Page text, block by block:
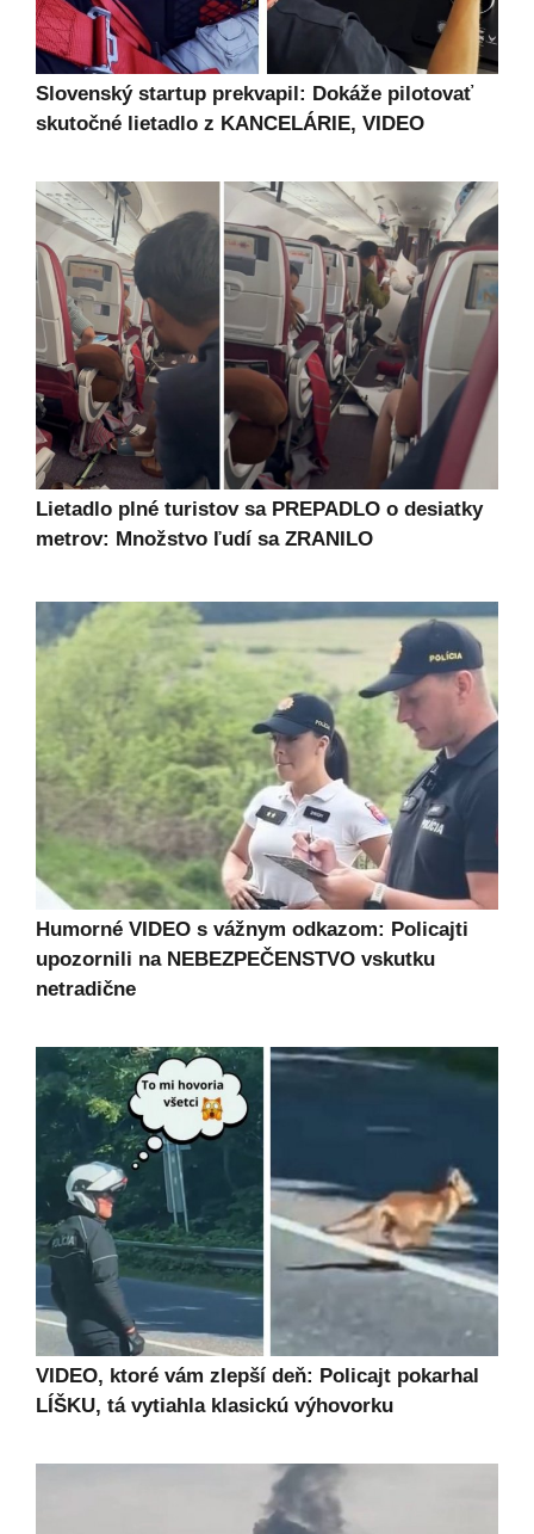
Slovenský startup prekvapil: Dokáže pilotovať
skutočné lietadlo z KANCELÁRIE, VIDEO
Lietadlo plné turistov sa PREPADLO o desiatky
metrov: Množstvo ľudí sa ZRANILO
Humorné VIDEO s vážnym odkazom: Policajti
upozornili na NEBEZPEČENSTVO vskutku
netradične
VIDEO, ktoré vám zlepší deň: Policajt pokarhal
LÍŠKU, tá vytiahla klasickú výhovorku